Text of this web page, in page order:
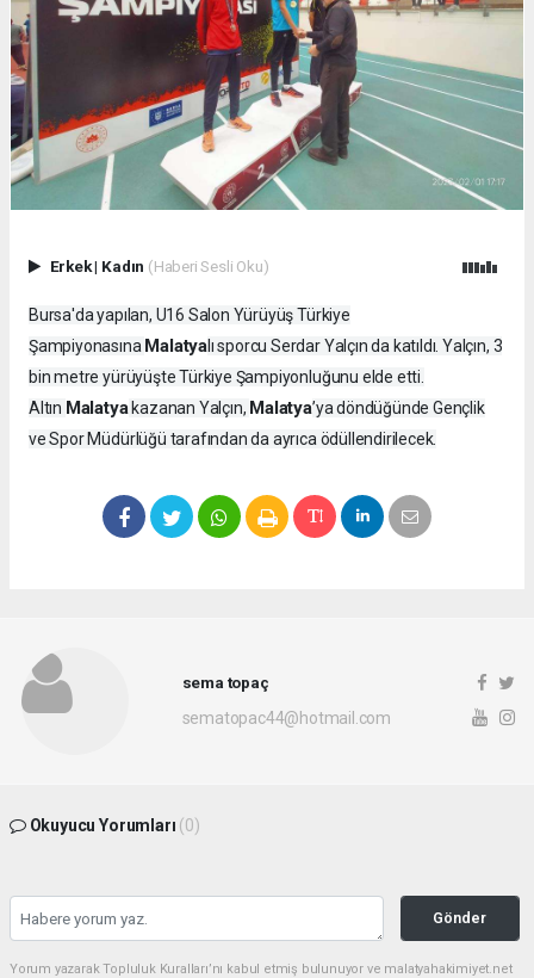
Erkek| Kadın (Haberi Sesli Oku)
Bursa'da yapılan, U16 Salon Yürüyüş Türkiye
Şampiyonasına Malatyalı sporcu Serdar Yalçın da katıldı. Yalçın, 3
bin metre yürüyüşte Türkiye Şampiyonluğunu elde etti.
Altın Malatyakazanan Yalçın, Malatya’ya döndüğünde Gençlik
ve Spor Müdürlüğü tarafından da ayrıca ödüllendirilecek.
sema topaç
sematopac44@hotmail.com
Okuyucu Yorumları (0)
Gönder
Yorum yazarak Topluluk Kuralları’nı kabul etmiş bulunuyor ve malatyahakimiyet.net